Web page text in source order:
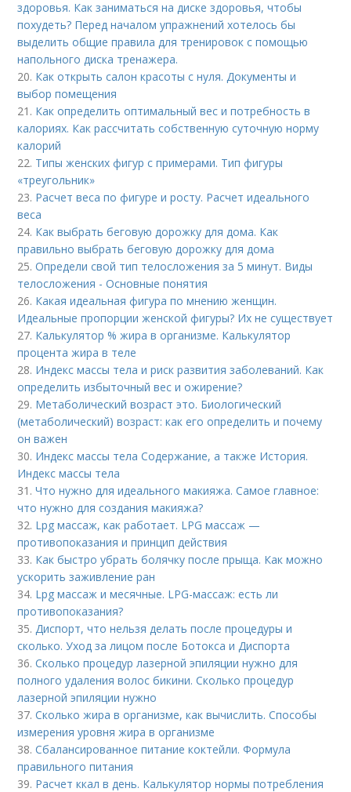
здоровья. Как заниматься на диске здоровья, чтобы
похудеть? Перед началом упражнений хотелось бы
выделить общие правила для тренировок с помощью
напольного диска тренажера.
20. Как открыть салон красоты с нуля. Документы и
выбор помещения
21. Как определить оптимальный вес и потребность в
калориях. Как рассчитать собственную суточную норму
калорий
22. Типы женских фигур с примерами. Тип фигуры
«треугольник»
23. Расчет веса по фигуре и росту. Расчет идеального
веса
24. Как выбрать беговую дорожку для дома. Как
правильно выбрать беговую дорожку для дома
25.Определи свой тип телосложения за 5 минут. Виды
телосложения - Основные понятия
26. Какая идеальная фигура по мнению женщин.
Идеальные пропорции женской фигуры? Их не существует
27. Калькулятор % жира в организме. Калькулятор
процента жира в теле
28. Индекс массы тела и риск развития заболеваний. Как
определить избыточный вес и ожирение?
29. Метаболический возраст это. Биологический
(метаболический) возраст: как его определить и почему
он важен
30. Индекс массы тела Содержание, а также История.
Индекс массы тела
31.Что нужно для идеального макияжа. Самое главное:
что нужно для создания макияжа?
32. Lpg массаж, как работает. LPG массаж —
противопоказания и принцип действия
33. Как быстро убрать болячку после прыща. Как можно
ускорить заживление ран
34. Lpg массаж и месячные. LPG-массаж: есть ли
противопоказания?
35. Диспорт, что нельзя делать после процедуры и
сколько. Уход за лицом после Ботокса и Диспорта
36.Сколько процедур лазерной эпиляции нужно для
полного удаления волос бикини. Сколько процедур
лазерной эпиляции нужно
37.Сколько жира в организме, как вычислить. Способы
измерения уровня жира в организме
38.Сбалансированное питание коктейли. Формула
правильного питания
39. Расчет ккал в день. Калькулятор нормы потребления